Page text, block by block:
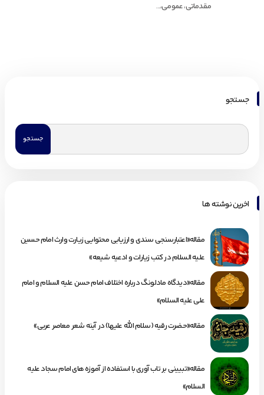
مقدماتی، عمومی،...
جستجو
اخرین نوشته ها
مقاله«اعتبارسنجی سندی و ارزیابی محتوایی زیارت وارث امام حسین
علیه السلام در کتب زیارات و ادعیه شیعه»
مقاله«دیدگاه مادلونگ درباره اختلاف امام حسن علیه السلام و امام
علی علیه السلام»
مقاله«حضرت رقیه (سلام الله علیها) در آینه شعر معاصر عربی»
مقاله«تبیینی بر تاب آوری با استفاده از آموزه های امام سجاد علیه
السلام»